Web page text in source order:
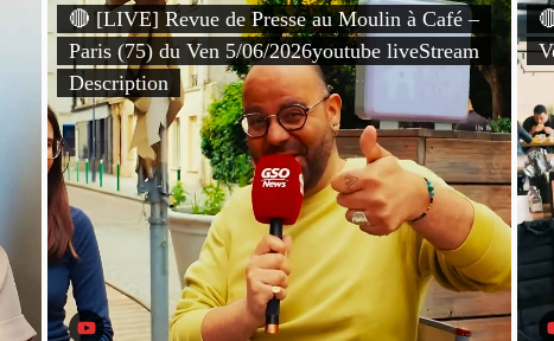
🔴 [LIVE] Revue de Presse au Moulin à Café –
Paris (75) du Ven 5/06/2026youtube liveStream
Description